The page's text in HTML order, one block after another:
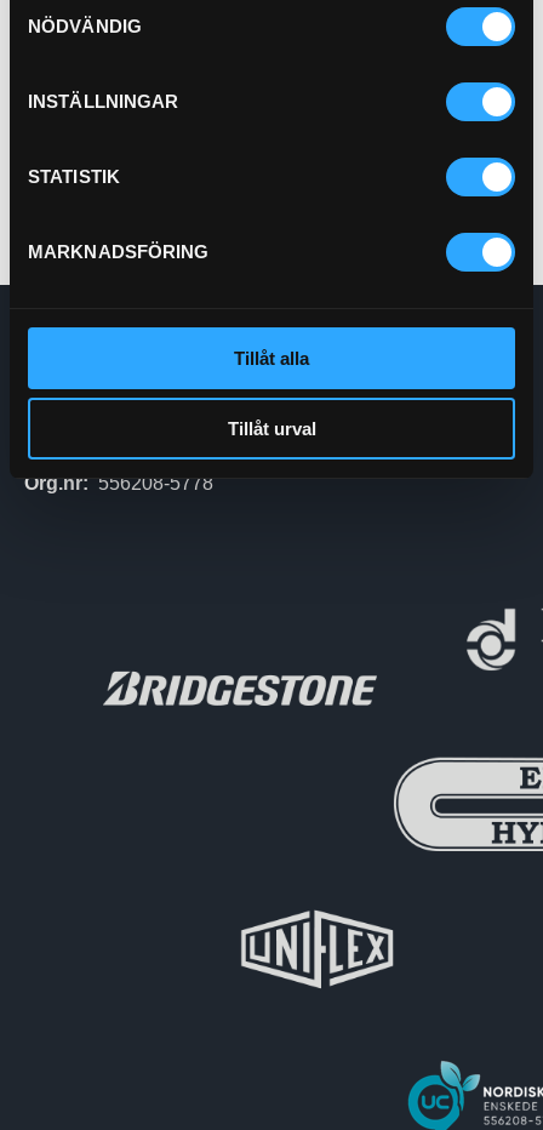
NÖDVÄNDIG
INSTÄLLNINGAR
STATISTIK
MARKNADSFÖRING
Tillåt alla
Tillåt urval
Bränslefilter
Pris exkl.
Enskede Hydraul AB
Order@enskedehydraul.se
Telefon: 0292-10630
740 03 Östervåla
Org.nr: 556208-5778